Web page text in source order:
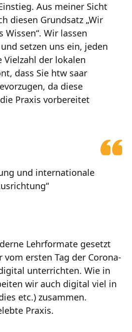
Aus meiner Sicht
diesen Grundsatz „Wir
Wir lassen
setzen uns ein, jeden
Vielzahl der lokalen
dass Sie htw saar
da diese
Praxis vorbereitet
und internationale
Lehrformate gesetzt
ersten Tag der Corona-
unterrichten. Wie in
wir auch digital viel in
etc.) zusammen.
Praxis.